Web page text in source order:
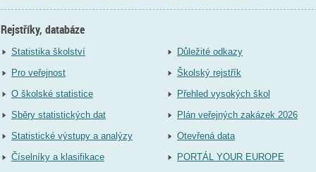
Rejstříky, databáze
Statistika školství
Pro veřejnost
O školské statistice
Sběry statistických dat
Statistické výstupy a analýzy
Číselníky a klasifikace
Důležité odkazy
Školský rejstřík
Přehled vysokých škol
Plán veřejných zakázek 2026
Otevřená data
PORTÁL YOUR EUROPE